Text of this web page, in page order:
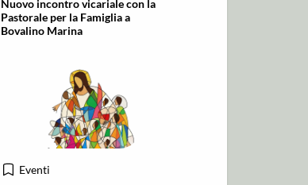
Nuovo incontro vicariale con la
Pastorale per la Famiglia a
Bovalino Marina
Eventi